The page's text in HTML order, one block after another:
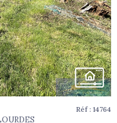
Réf : 14764